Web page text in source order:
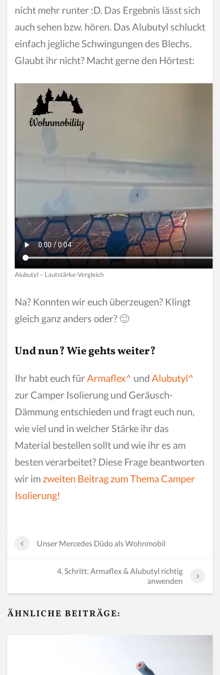
nicht mehr runter :D. Das Ergebnis lässt sich
auch sehen bzw. hören. Das Alubutyl schluckt
einfach jegliche Schwingungen des Blechs.
Glaubt ihr nicht? Macht gerne den Hörtest:
Alubutyl – Lautstärke-Vergleich
Na? Konnten wir euch überzeugen? Klingt
gleich ganz anders oder? 🙂
Und nun? Wie gehts weiter?
Ihr habt euch für Armaflex^ und Alubutyl^
zur Camper Isolierung und Geräusch-
Dämmung entschieden und fragt euch nun,
wie viel und in welcher Stärke ihr das
Material bestellen sollt und wie ihr es am
besten verarbeitet? Diese Frage beantworten
wir im zweiten Beitrag zum Thema Camper
Isolierung!
Unser Mercedes Düdo als Wohnmobil
4. Schritt: Armaflex & Alubutyl richtig
anwenden
ÄHNLICHE BEITRÄGE: